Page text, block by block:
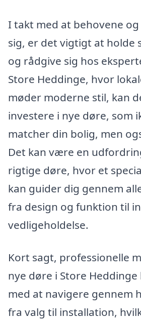
I takt med at behovene
sig, er det vigtigt at holde
og rådgive sig hos
Store Heddinge, hvor
møder moderne stil, kan
investere i nye døre, som
matcher din bolig, men
Det kan være en
rigtige døre, hvor et
kan guider dig gennem
fra design og funktion til
vedligeholdelse.
Kort sagt, professionelle
nye døre i Store
med at navigere gennem
fra valg til installation,